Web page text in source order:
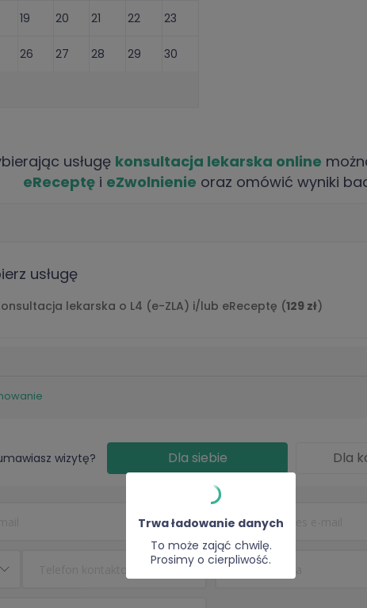
lekarz z pasją do pomagania ludziom osiągać optymalne
medycyny rodzinnej, gdzie zdobyłem zaawansowane
lekarz rezydent w trakcie specjalizacji w dziedzinie Okulistyki.
im. Karola Marcinkowskiego w Poznaniu oraz zdobyłem
medyczne (USMLE) Step 1 i Step 2 z doskonałymi wynikami. Moje
co stanowi mocną podstawę mojej praktyki.
słuchał i angażował w proces leczenia, to zapraszam do
Twoich potrzeb i aspiracji.
eReceptę -
19 20 21 22 23
26 27 28 29 30
usługę konsultacja lekarska online
eReceptę i eZwolnienie oraz omówić wyniki
usługę
lekarska o L4 (e-ZLA) i/lub eReceptę (129 zł)
wizytę? Dla siebie Dla
Trwa ładowanie danych
To może zająć chwilę.
Prosimy o cierpliwość.